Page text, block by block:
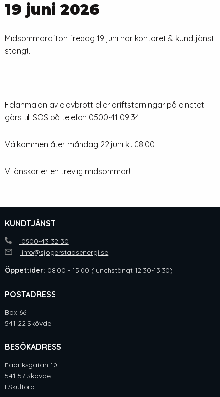
19 juni 2026
Midsommarafton fredag 19 juni har kontoret & kundtjänst
stängt.
Felanmälan av elavbrott eller driftstörningar på elnätet
görs till SOS på telefon 0500-41 09 34
Välkommen åter måndag 22 juni kl. 08:00
Vi önskar er en trevlig midsommar!
KUNDTJÄNST
0500-43 32 30
info@sjogerstadsenergi.se
Öppettider: 08.00 - 15.00 (lunchstängt 12.30-13.30)
POSTADRESS
Box 66
541 22 Skövde
BESÖKADRESS
Fabriksgatan 10
541 57 Skövde
I Skultorp